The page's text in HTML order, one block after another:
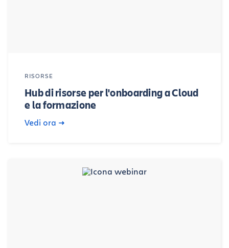
RISORSE
Hub di risorse per l'onboarding a Cloud
e la formazione
Vedi ora